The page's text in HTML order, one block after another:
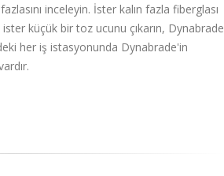
inceleyin. İster kalın fazla fiberglası
küçük bir toz ucunu çıkarın, Dynabrade
her iş istasyonunda Dynabrade'in